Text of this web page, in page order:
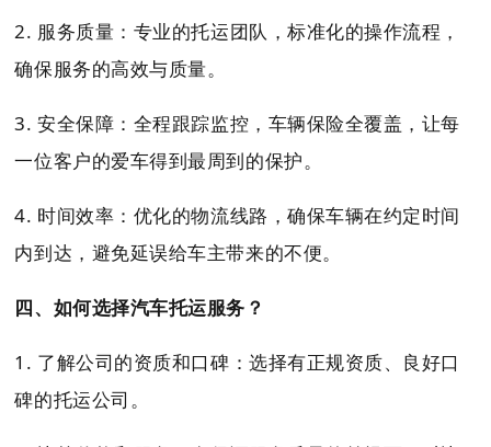
2. 服务质量：专业的托运团队，标准化的操作流程，
确保服务的高效与质量。
3. 安全保障：全程跟踪监控，车辆保险全覆盖，让每
一位客户的爱车得到最周到的保护。
4. 时间效率：优化的物流线路，确保车辆在约定时间
内到达，避免延误给车主带来的不便。
四、如何选择汽车托运服务？
1. 了解公司的资质和口碑：选择有正规资质、良好口
碑的托运公司。